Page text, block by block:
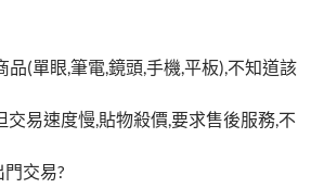
品(單眼,筆電,鏡頭,手機,平板),不知道該
交易速度慢,貼物殺價,要求售後服務,不
交易?